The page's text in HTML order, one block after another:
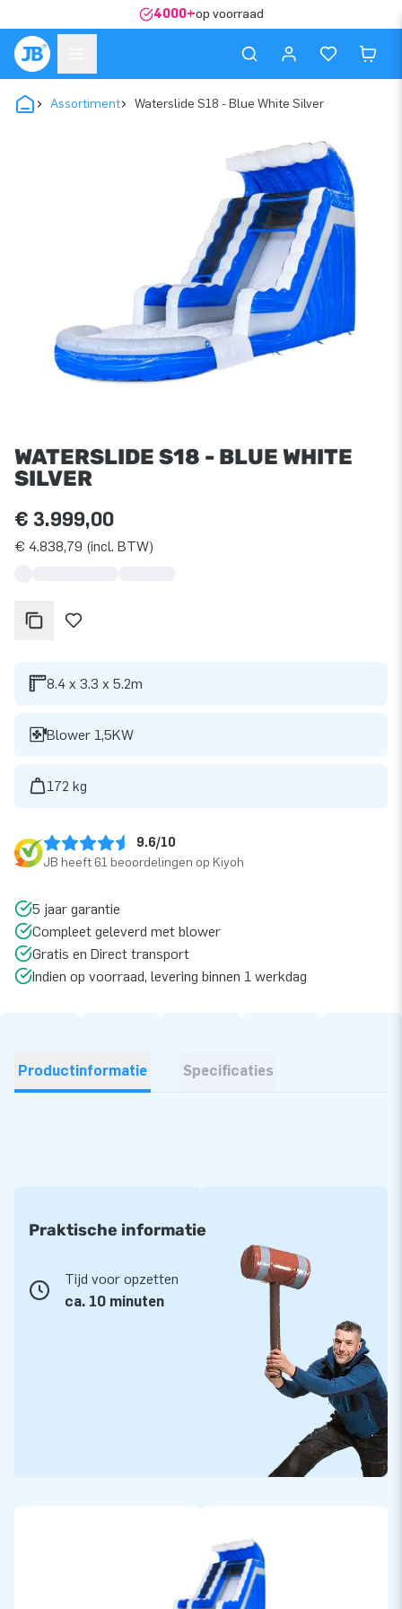
4000+op voorraad
Assortiment Waterslide S18 - Blue White Silver
WATERSLIDE S18 - BLUE WHITE
SILVER
€ 3.999,00
€ 4.838,79 (incl. BTW)
8.4 x 3.3 x 5.2m
Blower 1,5KW
172 kg
9.6/10
JB heeft 61 beoordelingen op Kiyoh
5 jaar garantie
Compleet geleverd met blower
Gratis en Direct transport
Indien op voorraad, levering binnen 1 werkdag
Productinformatie Specificaties
Praktische informatie
Tijd voor opzetten
ca. 10 minuten